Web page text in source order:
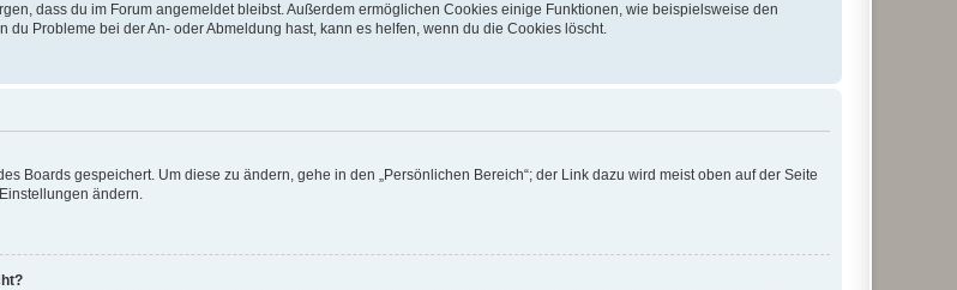
dass du im Forum angemeldet bleibst. Außerdem ermöglichen Cookies einige Funktionen, wie beispielsweise den
Probleme bei der An- oder Abmeldung hast, kann es helfen, wenn du die Cookies löscht.
Boards gespeichert. Um diese zu ändern, gehe in den „Persönlichen Bereich“; der Link dazu wird meist oben auf der Seite
ändern.